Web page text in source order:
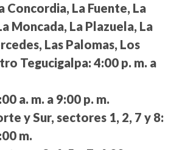
Concordia, La Fuente, La
Moncada, La Plazuela, La
Las Palomas, Los
Tegucigalpa: 4:00 p. m. a
a. m. a 9:00 p. m.
y Sur, sectores 1, 2, 7 y 8:
m.